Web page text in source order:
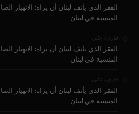
الفقر الذي يأنف لبنان أن يراه: الانهيار
المنسية في لبنان
قارىء على
الفقر الذي يأنف لبنان أن يراه: الانهيار
المنسية في لبنان
قارىء على
الفقر الذي يأنف لبنان أن يراه: الانهيار
المنسية في لبنان